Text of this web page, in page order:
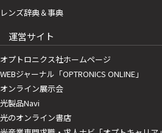
レンズ辞典＆事典
運営サイト
オプトロニクス社ホームページ
WEBジャーナル「OPTRONICS ONLINE」
オンライン展示会
光製品Navi
光のオンライン書店